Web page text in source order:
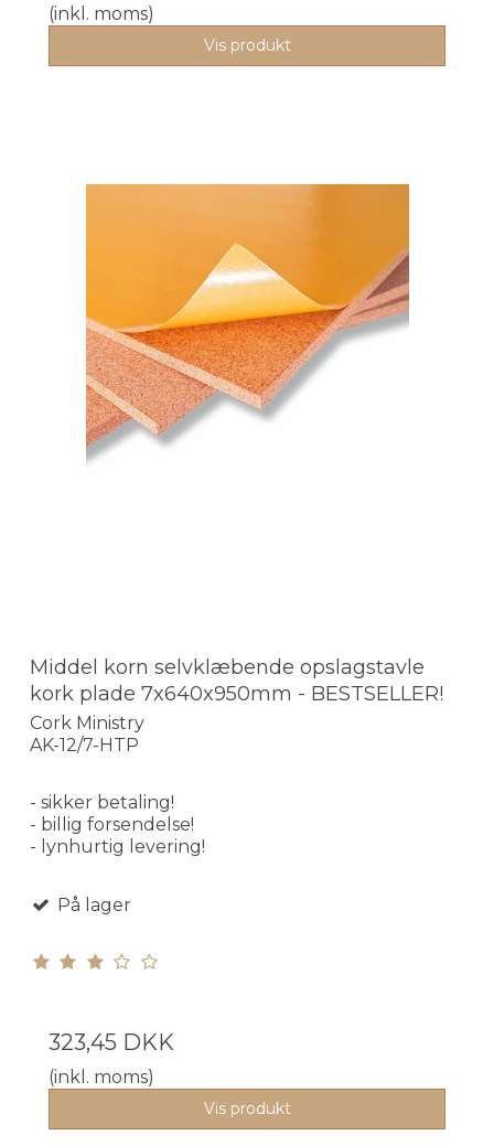
(inkl. moms)
Vis produkt
Middel korn selvklæbende opslagstavle
kork plade 7x640x950mm - BESTSELLER!
Cork Ministry
AK-12/7-HTP
- sikker betaling!
- billig forsendelse!
- lynhurtig levering!
På lager
323,45 DKK
(inkl. moms)
Vis produkt